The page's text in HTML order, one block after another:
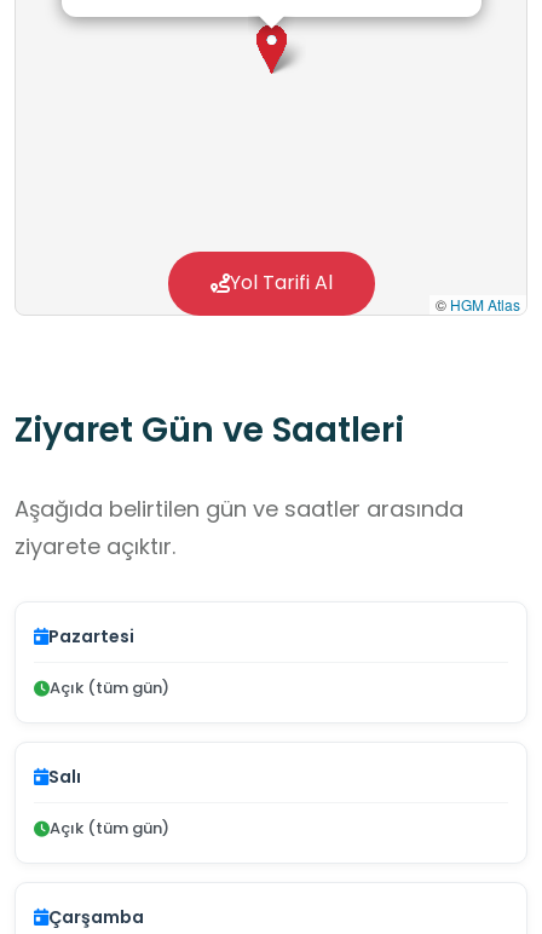
© HGM Atlas
Yol Tarifi Al
Ziyaret Gün ve Saatleri
Aşağıda belirtilen gün ve saatler arasında
ziyarete açıktır.
Pazartesi
Açık (tüm gün)
Salı
Açık (tüm gün)
Çarşamba